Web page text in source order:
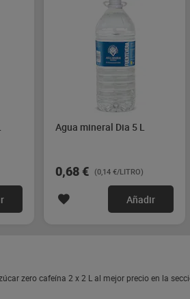
Agua mineral Dia 5 L
0,68 € (0,14 €/LITRO)
Añadir
zero cafeína 2 x 2 L al mejor precio en la